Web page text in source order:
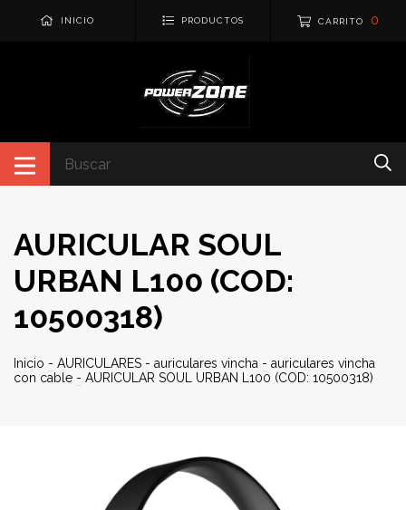
INICIO PRODUCTOS CARRITO 0
AURICULAR SOUL
URBAN L100 (COD:
10500318)
Inicio - AURICULARES - auriculares vincha - auriculares vincha
con cable - AURICULAR SOUL URBAN L100 (COD: 10500318)